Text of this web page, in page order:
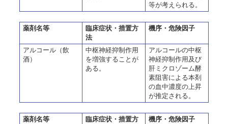
等が考えられる。
薬剤名等
臨床症状・措置方
法
機序・危険因子
アルコール（飲
酒）
中枢神経抑制作用
を増強することが
ある。
アルコールの中枢
神経抑制作用及び
肝ミクロゾーム酵
素阻害による本剤
の血中濃度の上昇
が推定される。
薬剤名等
臨床症状・措置方
機序・危険因子